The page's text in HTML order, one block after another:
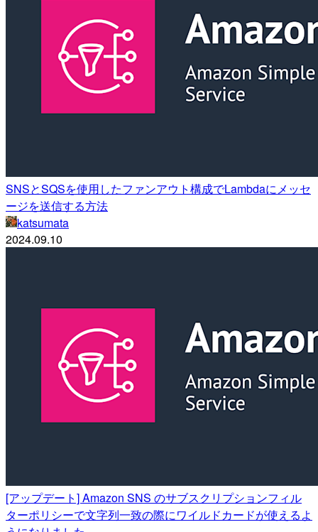
SNSとSQSを使用したファンアウト構成でLambdaにメッセ
ージを送信する方法
katsumata
2024.09.10
[アップデート] Amazon SNS のサブスクリプションフィル
ターポリシーで文字列一致の際にワイルドカードが使えるよ